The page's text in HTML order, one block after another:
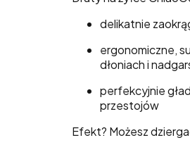
delikatnie
ergonomiczne,
dłoniach i
perfekcyjnie
przestojów
Efekt? Możesz